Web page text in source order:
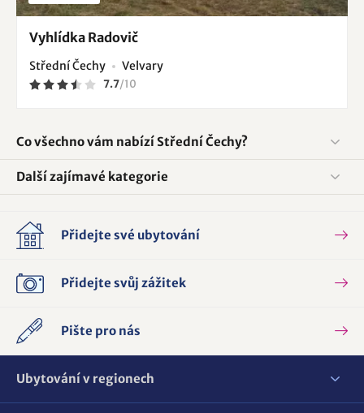
Vyhlídka Radovič
Střední Čechy Velvary
7.7/10
Co všechno vám nabízí Střední Čechy?
Další zajímavé kategorie
Přidejte své ubytování
Přidejte svůj zážitek
Pište pro nás
Ubytování v regionech